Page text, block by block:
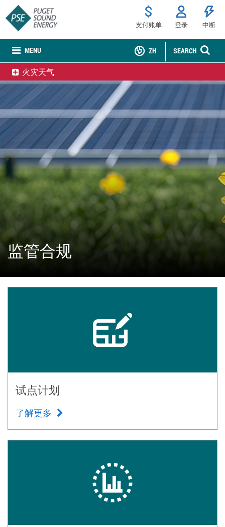
MENU
支付账单 登录 中断
SEARCH
ZH
火灾天气
监管合规
试点计划
了解更多